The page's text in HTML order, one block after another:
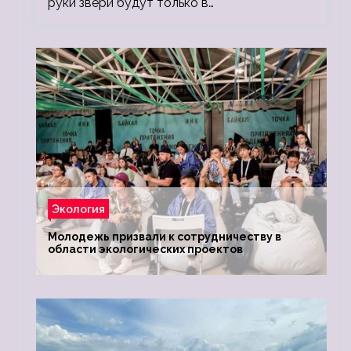
Экология
Молодежь призвали к сотрудничеству в
области экологических проектов